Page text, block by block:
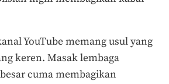
YouTube memang usul yang
keren. Masak lembaga
cuma membagikan